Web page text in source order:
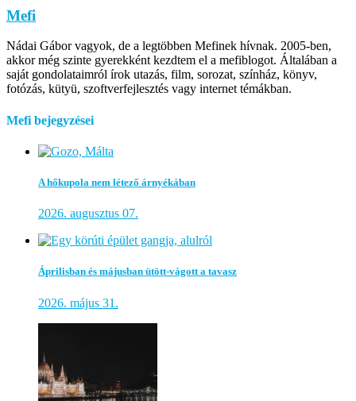
Mefi
Nádai Gábor vagyok, de a legtöbben Mefinek hívnak. 2005-ben,
akkor még szinte gyerekként kezdtem el a mefiblogot. Általában a
saját gondolataimról írok utazás, film, sorozat, színház, könyv,
fotózás, kütyü, szoftverfejlesztés vagy internet témákban.
Mefi bejegyzései
A hőkupola nem létező árnyékában
2026. augusztus 07.
Áprilisban és májusban ütött-vágott a tavasz
2026. május 31.